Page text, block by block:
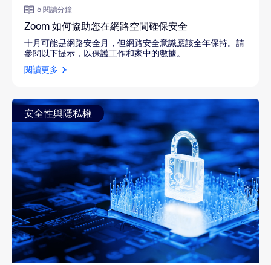
5 閱讀分鐘
Zoom 如何協助您在網路空間確保安全
十月可能是網路安全月，但網路安全意識應該全年保持。請
參閱以下提示，以保護工作和家中的數據。
閱讀更多
安全性與隱私權